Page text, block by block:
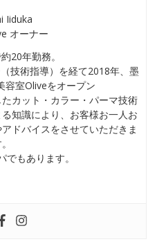
Iiduka
オーナー
20年勤務。
技術指導）を経て2018年、墨
容室Oliveをオープン
カット・カラー・パーマ技術
知識により、お客様お一人お
ドバイスをさせていただきま
でもあります。